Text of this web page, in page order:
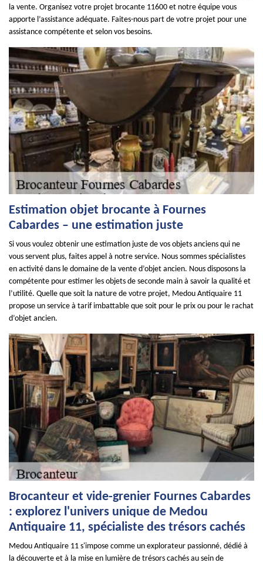
la vente. Organisez votre projet brocante 11600 et notre équipe vous
apporte l’assistance adéquate. Faites-nous part de votre projet pour une
assistance compétente et selon vos besoins.
Estimation objet brocante à Fournes
Cabardes – une estimation juste
Si vous voulez obtenir une estimation juste de vos objets anciens qui ne
vous servent plus, faites appel à notre service. Nous sommes spécialistes
en activité dans le domaine de la vente d’objet ancien. Nous disposons la
compétente pour estimer les objets de seconde main à savoir la qualité et
l’utilité. Quelle que soit la nature de votre projet, Medou Antiquaire 11
propose un service à tarif imbattable que soit pour le prix ou pour le rachat
d’objet ancien.
Brocanteur et vide-grenier Fournes Cabardes
: explorez l'univers unique de Medou
Antiquaire 11, spécialiste des trésors cachés
Medou Antiquaire 11 s'impose comme un explorateur passionné, dédié à
la découverte et à la mise en lumière de trésors cachés au sein de